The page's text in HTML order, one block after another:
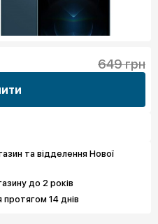
649 грн
та відделення Нової
до 2 років
14 днів